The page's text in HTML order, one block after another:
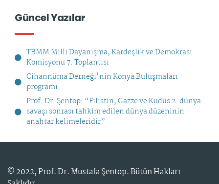
Güncel Yazılar
TBMM Milli Dayanışma, Kardeşlik ve Demokrasi
Komisyonu 7. Toplantısı
Cihannüma Derneği'nin Konya Buluşmaları
programı
Prof. Dr. Şentop: “Filistin, Gazze ve Kudüs 2. dünya
savaşı sonrası tahkim edilen dünya düzeninin
anahtar kelimeleridir”
© 2022,Prof. Dr. Mustafa Şentop. Bütün Hakları